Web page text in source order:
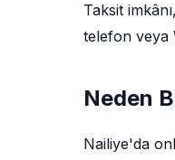
Taksit
telefon veya
Neden
Nailiye'da